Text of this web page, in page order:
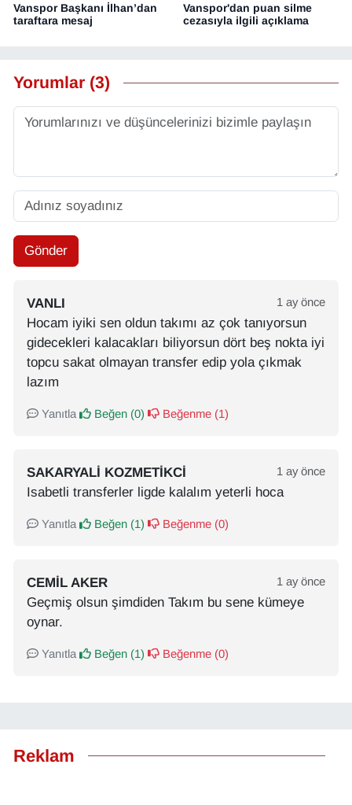
Vanspor Başkanı İlhan’dan
taraftara mesaj
Vanspor'dan puan silme
cezasıyla ilgili açıklama
Yorumlar (3)
Gönder
VANLI 1 ay önce
Hocam iyiki sen oldun takımı az çok tanıyorsun
gidecekleri kalacakları biliyorsun dört beş nokta iyi
topcu sakat olmayan transfer edip yola çıkmak
lazım
Yanıtla Beğen (0) Beğenme (1)
SAKARYALI KOZMETIKCI 1 ay önce
Isabetli transferler ligde kalalım yeterli hoca
Yanıtla Beğen (1) Beğenme (0)
CEMIL AKER 1 ay önce
Geçmiş olsun şimdiden Takım bu sene kümeye
oynar.
Yanıtla Beğen (1) Beğenme (0)
Reklam